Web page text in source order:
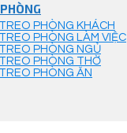
PHÒNG KHÁCH
PHÒNG LÀM VIỆC
PHÒNG NGỦ
PHÒNG THỜ
PHÒNG ĂN